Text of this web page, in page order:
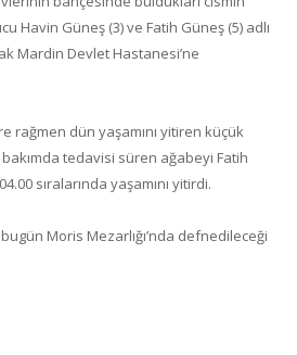
Havin Güneş (3) ve Fatih Güneş (5) adlı
Mardin Devlet Hastanesi’ne
rağmen dün yaşamını yitiren küçük
tedavisi süren ağabeyi Fatih
sıralarında yaşamını yitirdi.
Moris Mezarlığı’nda defnedileceği